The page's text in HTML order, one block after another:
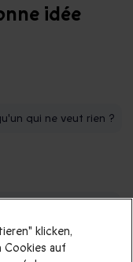
idée
qui ne veut rien ?
de Noël insolite ?
klicken,
Cookies auf